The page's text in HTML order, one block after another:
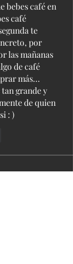
bebes café en
café
te
por
las mañanas
de café
más...
grande y
de quien
: )